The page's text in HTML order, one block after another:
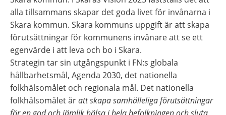
alla tillsammans skapar det goda livet för invånarna i
Skara kommun. Skara kommuns uppgift är att skapa
förutsättningar för kommunens invånare att se ett
egenvärde i att leva och bo i Skara.
Strategin tar sin utgångspunkt i FN:s globala
hållbarhetsmål, Agenda 2030, det nationella
folkhälsomålet och regionala mål. Det nationella
folkhälsomålet är att skapa samhälleliga förutsättningar
för en god och jämlik hälsa i hela befolkningen och sluta